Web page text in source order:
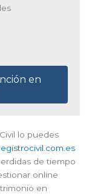
en
lo puedes
de tiempo
online
en